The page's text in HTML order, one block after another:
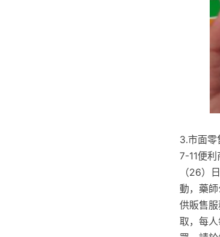
3.市面零
7-11便
（26）
動，藥
供販售
取，每